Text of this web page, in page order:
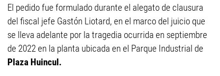
El pedido fue formulado durante el alegato de clausura
del fiscal jefe Gastón Liotard, en el marco del juicio que
se lleva adelante por la tragedia ocurrida en septiembre
de 2022 en la planta ubicada en el Parque Industrial de
Plaza Huincul.